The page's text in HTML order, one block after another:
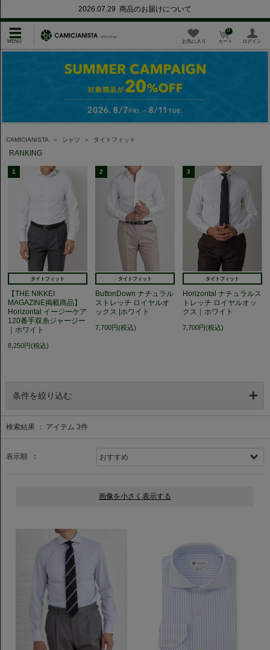
2026.07.29 商品のお届けについて
お気に入り カート
0
ログイン
CAMICIANISTA ＞ シャツ ＞ タイトフィット
RANKING
1
タイトフィット
【THE NIKKEI
MAGAZINE掲載商品】
Horizontal イージーケア
120番手双糸ジャージー
｜ホワイト
8,250円(税込)
2
タイトフィット
ButtonDown ナチュラル
ストレッチ ロイヤルオ
ックス |ホワイト
7,700円(税込)
3
タイトフィット
Horizontal ナチュラルス
トレッチ ロイヤルオッ
クス｜ホワイト
7,700円(税込)
条件を絞り込む
検索結果 ： アイテム 3件
表示順 ：